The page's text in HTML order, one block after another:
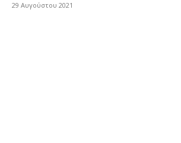
29 Αυγούστου 2021